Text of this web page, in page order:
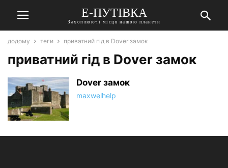
Е-ПУТІВКА
Захоплюючі місця нашою планети
додому теги приватний гід в Dover замок
приватний гід в Dover замок
Dover замок
maxwelhelp